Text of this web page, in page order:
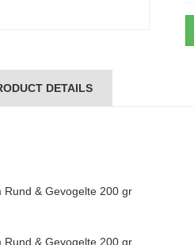
DETAILS
& Gevogelte 200 gr
& Gevogelte 200 gr